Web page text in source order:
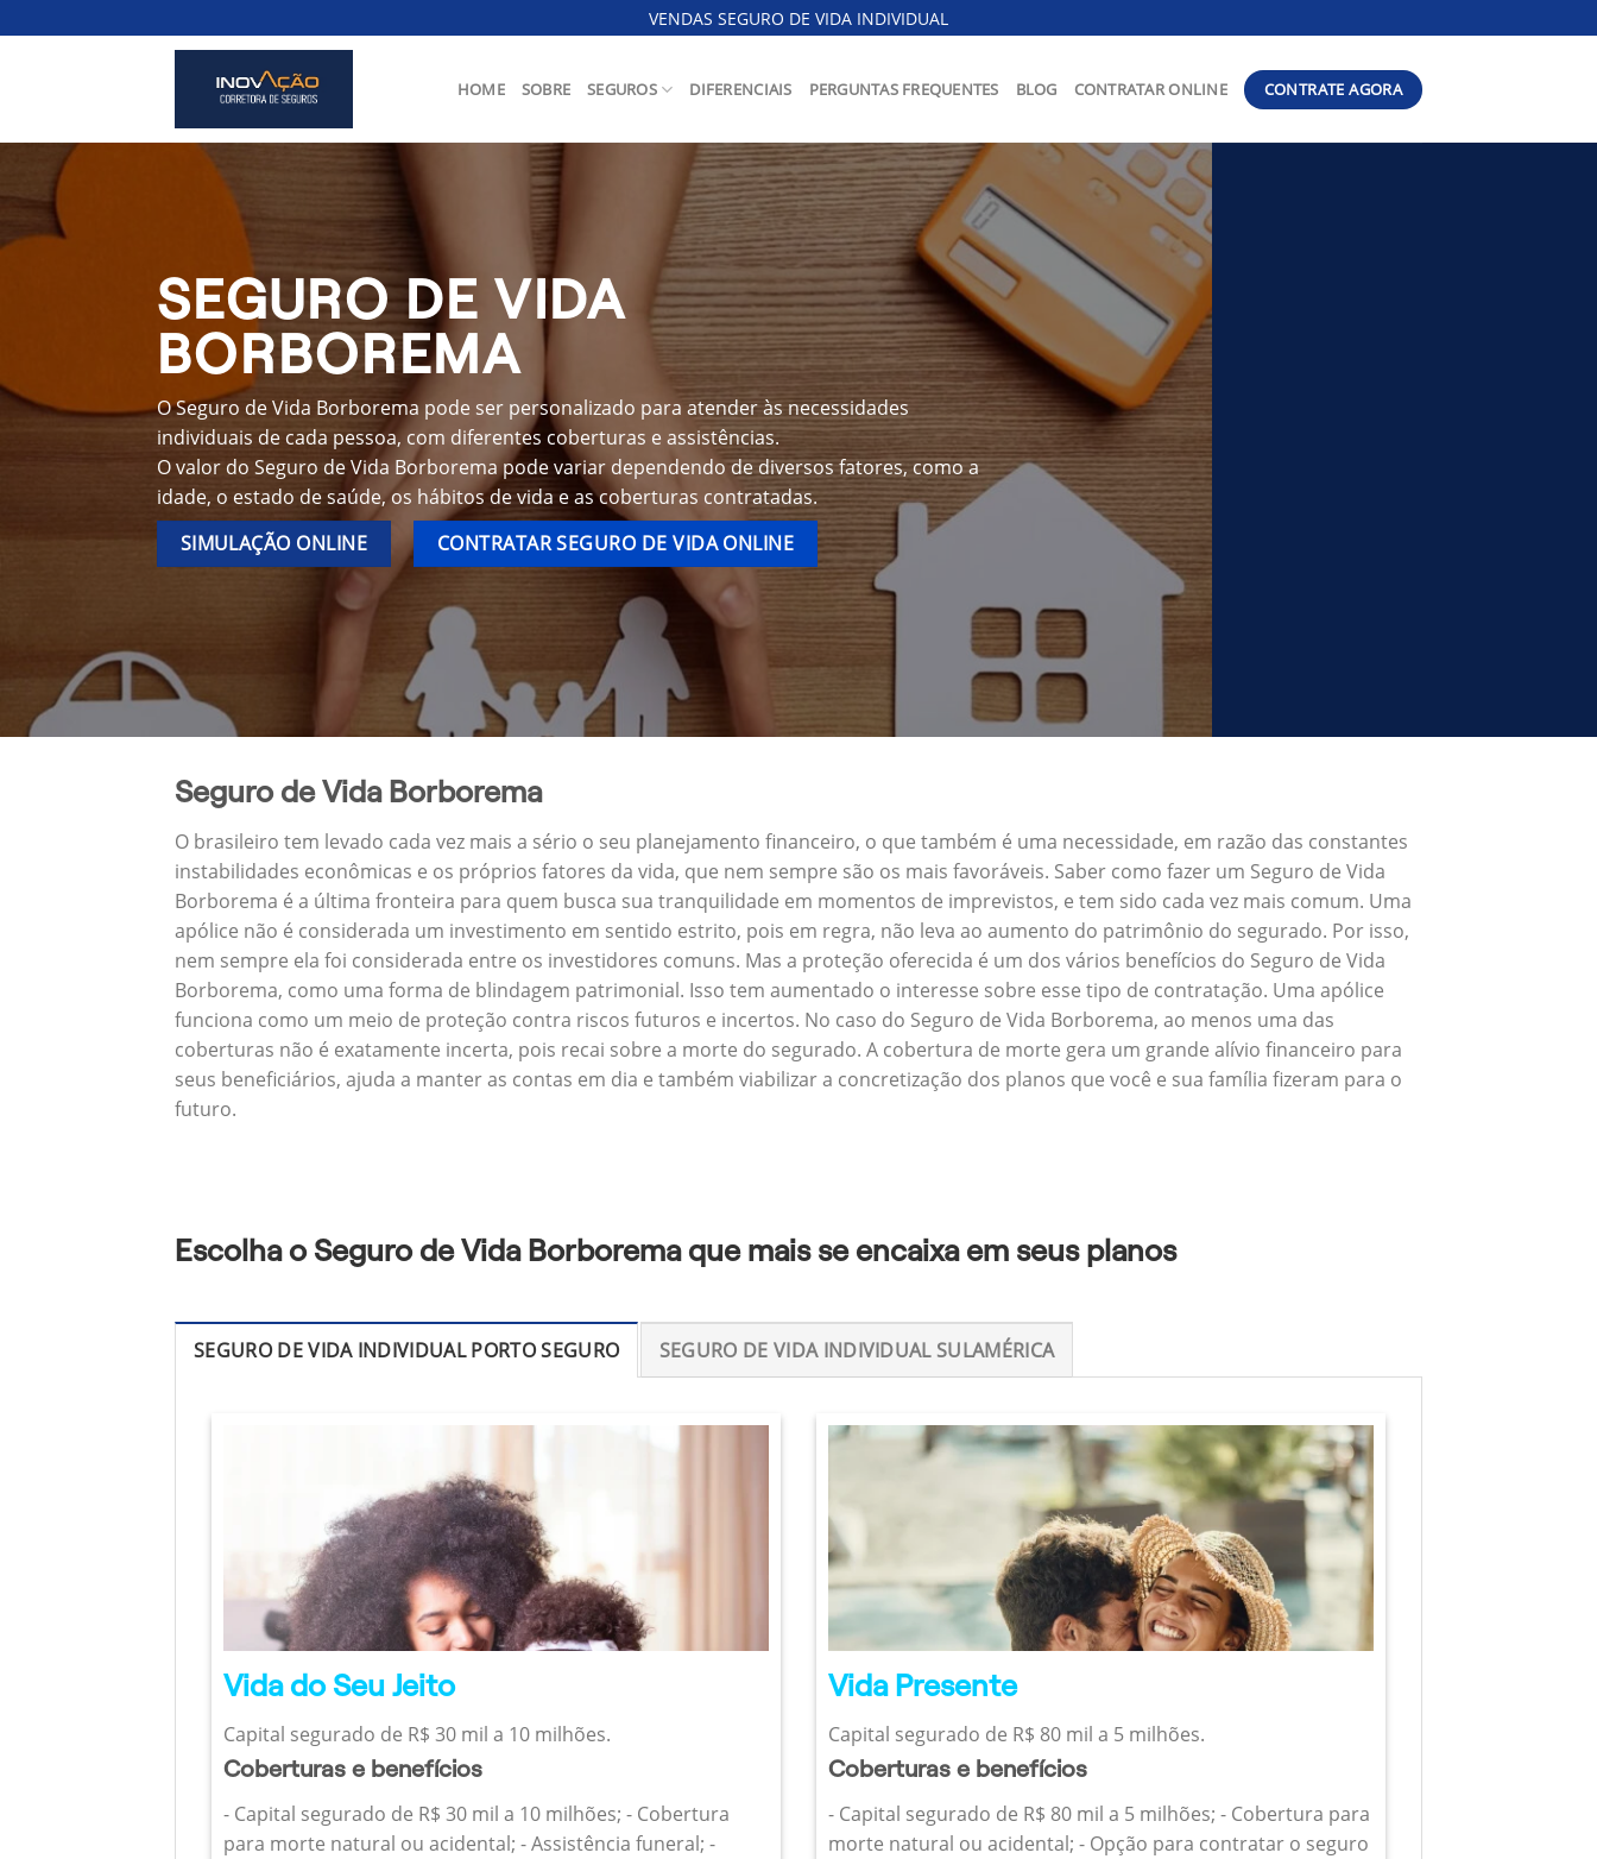
to
VENDAS SEGURO DE VIDA INDIVIDUAL
HOME SOBRE SEGUROS DIFERENCIAIS PERGUNTAS FREQUENTES BLOG CONTRATAR ONLINE CONTRATE AGORA
SEGURO DE VIDA
BORBOREMA
O Seguro de Vida Borborema pode ser personalizado para atender às necessidades
individuais de cada pessoa, com diferentes coberturas e assistências.
O valor do Seguro de Vida Borborema pode variar dependendo de diversos fatores, como a
idade, o estado de saúde, os hábitos de vida e as coberturas contratadas.
SIMULAÇÃO ONLINE
CONTRATAR SEGURO DE VIDA ONLINE
Seguro de Vida Borborema
O brasileiro tem levado cada vez mais a sério o seu planejamento financeiro, o que também é uma necessidade, em razão das constantes
instabilidades econômicas e os próprios fatores da vida, que nem sempre são os mais favoráveis. Saber como fazer um Seguro de Vida
Borborema é a última fronteira para quem busca sua tranquilidade em momentos de imprevistos, e tem sido cada vez mais comum. Uma
apólice não é considerada um investimento em sentido estrito, pois em regra, não leva ao aumento do patrimônio do segurado. Por isso,
nem sempre ela foi considerada entre os investidores comuns. Mas a proteção oferecida é um dos vários benefícios do Seguro de Vida
Borborema, como uma forma de blindagem patrimonial. Isso tem aumentado o interesse sobre esse tipo de contratação. Uma apólice
funciona como um meio de proteção contra riscos futuros e incertos. No caso do Seguro de Vida Borborema, ao menos uma das
coberturas não é exatamente incerta, pois recai sobre a morte do segurado. A cobertura de morte gera um grande alívio financeiro para
seus beneficiários, ajuda a manter as contas em dia e também viabilizar a concretização dos planos que você e sua família fizeram para o
futuro.
Escolha o Seguro de Vida Borborema que mais se encaixa em seus planos
SEGURO DE VIDA INDIVIDUAL PORTO SEGURO SEGURO DE VIDA INDIVIDUAL SULAMÉRICA
Vida do Seu Jeito
Capital segurado de R$ 30 mil a 10 milhões.
Coberturas e benefícios
- Capital segurado de R$ 30 mil a 10 milhões; - Cobertura
para morte natural ou acidental; - Assistência funeral; -
Vida Presente
Capital segurado de R$ 80 mil a 5 milhões.
Coberturas e benefícios
- Capital segurado de R$ 80 mil a 5 milhões; - Cobertura para
morte natural ou acidental; - Opção para contratar o seguro